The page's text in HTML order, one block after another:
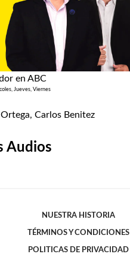
en ABC
Jueves, Viernes
, Carlos Benitez
Audios
NUESTRA HISTORIA
TÉRMINOS Y CONDICIONES
POLITICAS DE PRIVACIDAD